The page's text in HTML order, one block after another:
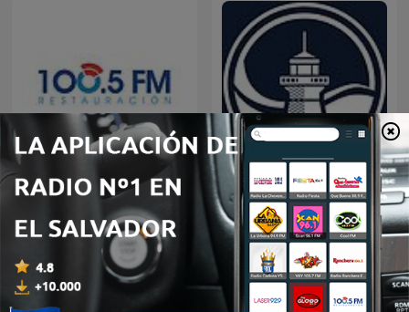
Restauracion Predicaciones Cristianas